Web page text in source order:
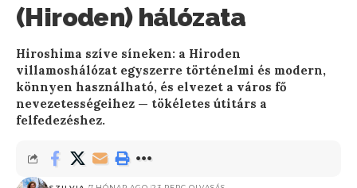
(Hiroden) hálózata
Hiroshima szíve síneken: a Hiroden
villamoshálózat egyszerre történelmi és modern,
könnyen használható, és elvezet a város fő
nevezetességeihez — tökéletes útitárs a
felfedezéshez.